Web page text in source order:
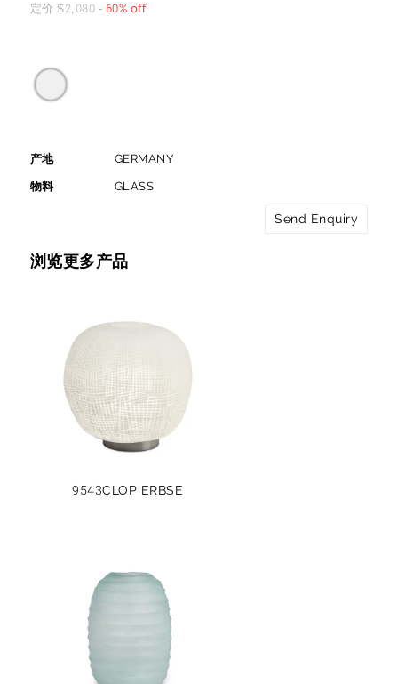
定价$2,080 - 60% off
产地 GERMANY
物料 GLASS
Send Enquiry
浏览更多产品
9543CLOP ERBSE